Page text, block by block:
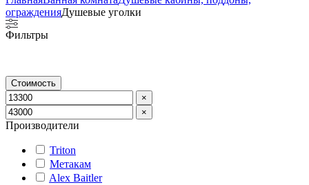
огражденияДушевые уголки
Фильтры
Стоимость
×
×
Производители
Triton
Метакам
Alex Baitler